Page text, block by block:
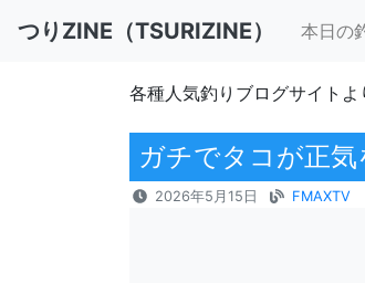
つりZINE（TSURIZINE） 本日の
各種人気釣りブログサイトよ
ガチでタコが正気
2026年5月15日 FMAXTV